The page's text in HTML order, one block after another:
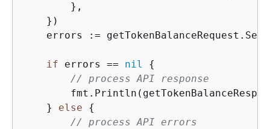
        },
    })
errors :=
if errors == nil
{
// process API response
    }
else
{
// process API errors